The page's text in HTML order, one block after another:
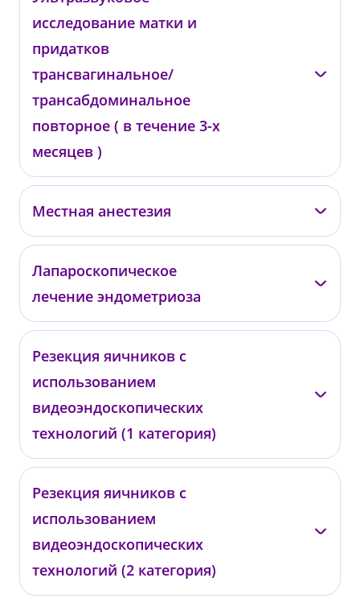
КГ04
от 4 000 ₽
исследование матки и
придатков
трансвагинальное/
трансабдоминальное
повторное ( в течение 3-х
месяцев )
Подольская Т.В.
КГ05
Местная анестезия
Подольская Т.В.
КГ09
от 700 ₽
Лапароскопическое
лечение эндометриоза
Подольская Т.В.
ЛЛ05
от 220 000 ₽
Резекция яичников с
использованием
видеоэндоскопических
технологий (1 категория)
Подольская Т.В.
РЯ01
от 100 000 ₽
Резекция яичников с
использованием
видеоэндоскопических
технологий (2 категория)